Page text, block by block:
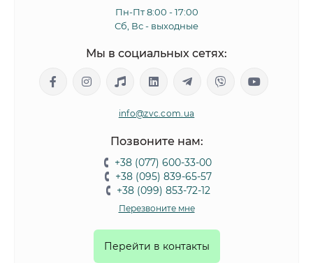
Пн-Пт 8:00 - 17:00
Сб, Вс - выходные
Мы в социальных сетях:
info@zvc.com.ua
Позвоните нам:
+38 (077) 600-33-00
+38 (095) 839-65-57
+38 (099) 853-72-12
Перезвоните мне
Перейти в контакты